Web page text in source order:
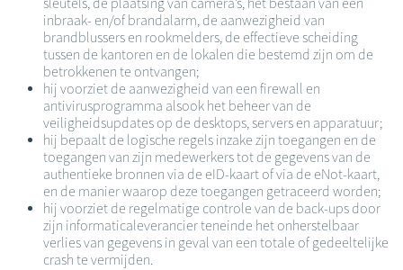
sleutels, de plaatsing van camera’s, het bestaan van een
inbraak- en/of brandalarm, de aanwezigheid van
brandblussers en rookmelders, de effectieve scheiding
tussen de kantoren en de lokalen die bestemd zijn om de
betrokkenen te ontvangen;
hij voorziet de aanwezigheid van een firewall en
antivirusprogramma alsook het beheer van de
veiligheidsupdates op de desktops, servers en apparatuur;
hij bepaalt de logische regels inzake zijn toegangen en de
toegangen van zijn medewerkers tot de gegevens van de
authentieke bronnen via de eID-kaart of via de eNot-kaart,
en de manier waarop deze toegangen getraceerd worden;
hij voorziet de regelmatige controle van de back-ups door
zijn informaticaleverancier teneinde het onherstelbaar
verlies van gegevens in geval van een totale of gedeeltelijke
crash te vermijden.